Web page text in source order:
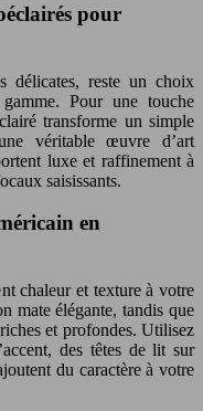
pour
délicates, reste un choix
Pour une touche
transforme un simple
véritable œuvre d’art
luxe et raffinement à
saisissants.
en
chaleur et texture à votre
mate élégante, tandis que
et profondes. Utilisez
des têtes de lit sur
du caractère à votre